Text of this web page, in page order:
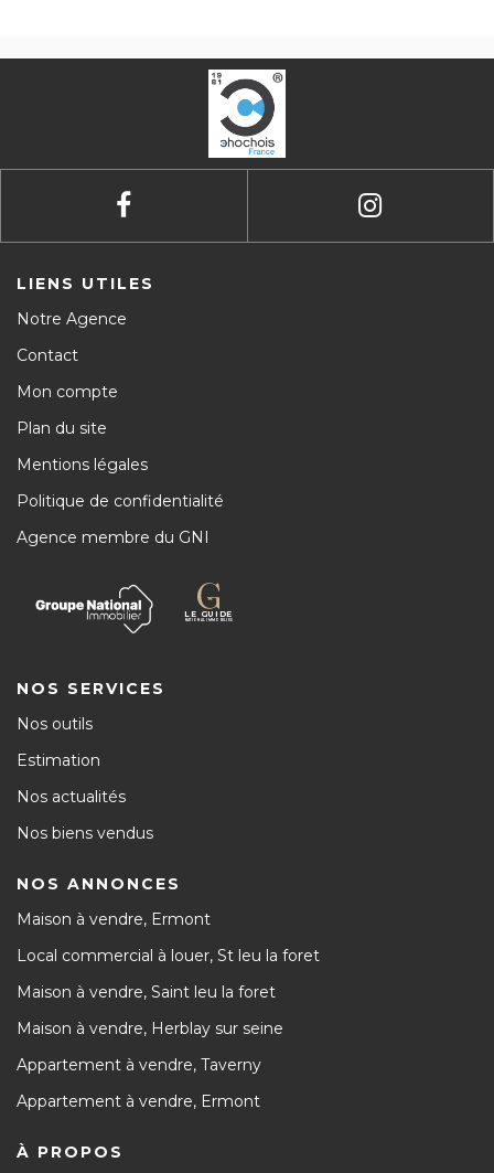
LIENS UTILES
Notre Agence
Contact
Mon compte
Plan du site
Mentions légales
Politique de confidentialité
Agence membre du GNI
NOS SERVICES
Nos outils
Estimation
Nos actualités
Nos biens vendus
NOS ANNONCES
Maison à vendre, Ermont
Local commercial à louer, St leu la foret
Maison à vendre, Saint leu la foret
Maison à vendre, Herblay sur seine
Appartement à vendre, Taverny
Appartement à vendre, Ermont
À PROPOS